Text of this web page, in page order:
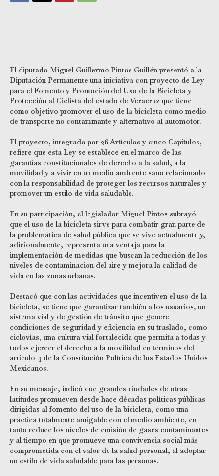
El diputado Miguel Guillermo Pintos Guillén presentó a la
Diputación Permanente una iniciativa con proyecto de Ley
para el Fomento y Promoción del Uso de la Bicicleta y
Protección al Ciclista del estado de Veracruz que tiene
como objetivo promover el uso de la bicicleta como medio
de transporte no contaminante y alternativo al automotor.
El proyecto, integrado por 26 Artículos y cinco Capítulos,
refiere que esta Ley se establece en el marco de las
garantías constitucionales de derecho a la salud, a la
movilidad y a vivir en un medio ambiente sano relacionado
con la responsabilidad de proteger los recursos naturales y
promover un estilo de vida saludable.
En su participación, el legislador Miguel Pintos subrayó
que el uso de la bicicleta sirve para combatir gran parte de
la problemática de salud pública que se vive actualmente y,
adicionalmente, representa una ventaja para la
implementación de medidas que buscan la reducción de los
niveles de contaminación del aire y mejora la calidad de
vida en las zonas urbanas.
Destacó que con las actividades que incentiven el uso de la
bicicleta, se tiene que garantizar también a los usuarios, un
sistema vial y de gestión de tránsito que genere
condiciones de seguridad y eficiencia en su traslado, como
ciclovías, una cultura vial fortalecida que permita a todas y
todos ejercer el derecho a la movilidad en términos del
artículo 4 de la Constitución Política de los Estados Unidos
Mexicanos.
En su mensaje, indicó que grandes ciudades de otras
latitudes promueven desde hace décadas políticas públicas
dirigidas al fomento del uso de la bicicleta, como una
práctica totalmente amigable con el medio ambiente, en
tanto reduce los niveles de emisión de gases contaminantes
y al tiempo en que promueve una convivencia social más
comprometida con el valor de la salud personal, al adoptar
un estilo de vida saludable para las personas.